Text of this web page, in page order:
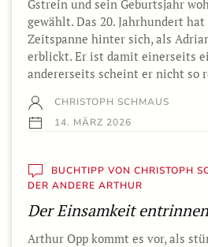
Gstrein und sein Geburtsjahr
gewählt. Das 20. Jahrhundert
Zeitspanne hinter sich, als
erblickt. Er ist damit einerseits
andererseits scheint er nicht so
CHRISTOPH SCHMAUS
14. MÄRZ 2026
BUCHTIPP VON CHRISTOPH
DER ANDERE ARTHUR
Der Einsamkeit entrinnen
Arthur Opp kommt es vor, als